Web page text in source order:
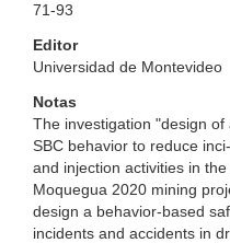
71-93
Editor
Universidad de Montevideo
Notas
The investigation "design
SBC behavior to reduce
and injection activities in
Moquegua 2020 mining
design a behavior-based
incidents and accidents in